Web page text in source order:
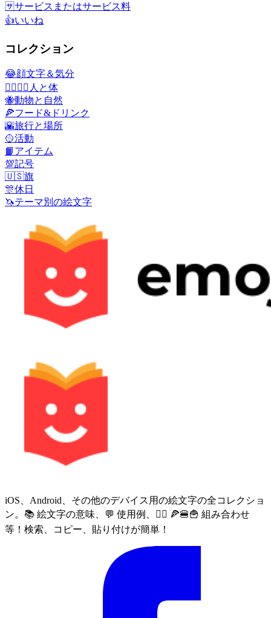
🈂️サービスまたはサービス料
👍いいね
コレクション
😂顔文字＆気分
👩‍❤️‍💋‍👨 人と体
🐝動物と自然
🍕フード&ドリンク
🌇旅行と場所
🥎活動
📙 アイテム
💯記号
🇺🇸旗
🎊休日
🦄テーマ別の絵文字
iOS、Android、その他のデバイス用の絵文字の全コレクショ
ン。📚 絵文字の意味、💬 使用例、🙅‍♀️ 🍕🍔🍟 組み合わせ
等！検索、コピー、貼り付けが簡単！